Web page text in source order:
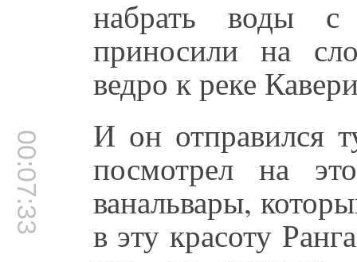
набрать воды
приносили на
ведро к реке
00:07:33 И он отправился
посмотрел на
ванальвары,
в эту красоту